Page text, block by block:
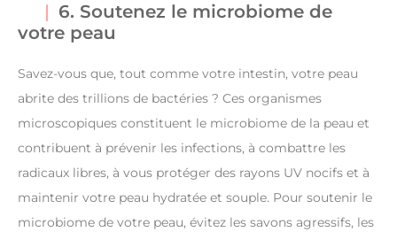
6. Soutenez le microbiome de
votre peau
Savez-vous que, tout comme votre intestin, votre peau
abrite des trillions de bactéries ? Ces organismes
microscopiques constituent le microbiome de la peau et
contribuent à prévenir les infections, à combattre les
radicaux libres, à vous protéger des rayons UV nocifs et à
maintenir votre peau hydratée et souple. Pour soutenir le
microbiome de votre peau, évitez les savons agressifs, les